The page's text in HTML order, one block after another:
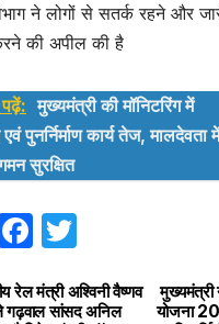
ने लोगों से सतर्क रहने और
की अपील की है
मुख्यमंत्री की मॉनिटरिंग में
पुनर्निर्माण कार्य तेज, मालदेवता में
सुरक्षित
F
c itt
मुख्यमंत्री
योजना
रेल मंत्री अश्विनी वैष्णव
गढ़वाल सांसद अनिल